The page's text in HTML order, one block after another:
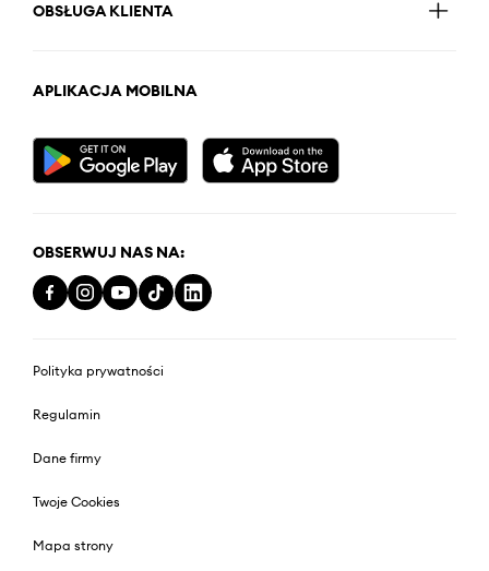
OBSŁUGA KLIENTA
APLIKACJA MOBILNA
OBSERWUJ NAS NA:
Polityka prywatności
Regulamin
Dane firmy
Twoje Cookies
Mapa strony